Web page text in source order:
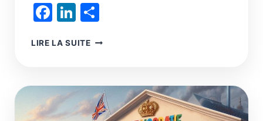
Facebook
LinkedIn
LIRE LA SUITELA
UNE
PROSPÉRITÉ
ÉCOLOGIQUE